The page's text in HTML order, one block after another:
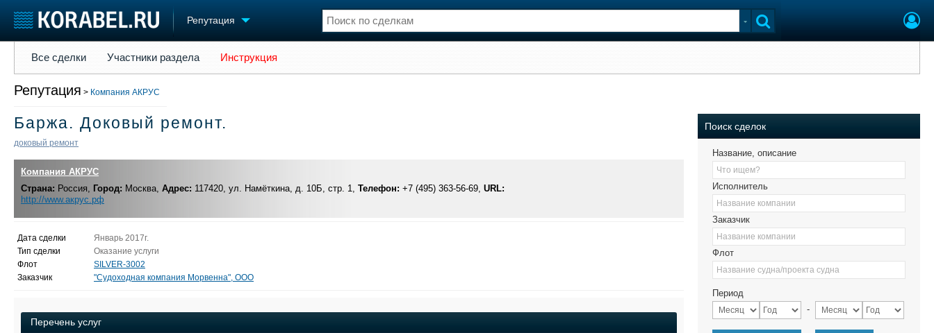
Репутация
Судостроение
Пульс
Компании
Репутация
Работа
Крюинг
Журнал
Торговая площадка
Доска объявлений
Оборудование
Материалы
Конференции
Флот
Все сделки Участники раздела Инструкция
Репутация > Компания АКРУС
Баржа. Доковый ремонт.
доковый ремонт
Компания АКРУС
Страна: Россия, Город: Москва, Адрес: 117420, ул. Намёткина, д. 10Б, стр. 1, Телефон: +7 (495) 363-56-69, URL:
http://www.акрус.рф
Дата сделки
Январь 2017г.
Тип сделки
Оказание услуги
Флот
SILVER-3002
Заказчик
"Судоходная компания Морвенна", ООО
Перечень услуг
Поиск сделок
Название, описание
Что ищем?
Исполнитель
Название компании
Заказчик
Название компании
Флот
Название судна/проекта судна
Период
-